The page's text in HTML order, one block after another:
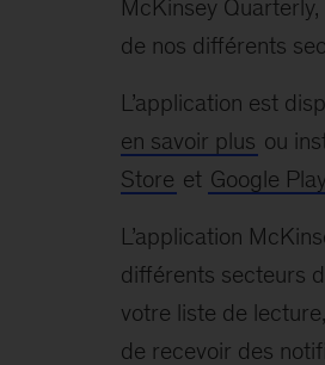
McKinsey
de nos différents
L’application est
en savoir plus ou
Store et Google
L’application
différents secteurs
votre liste de
de recevoir des